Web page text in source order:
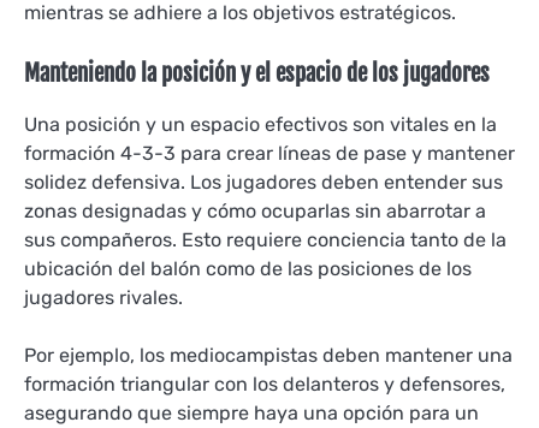
mientras se adhiere a los objetivos estratégicos.
Manteniendo la posición y el espacio de los jugadores
Una posición y un espacio efectivos son vitales en la
formación 4-3-3 para crear líneas de pase y mantener
solidez defensiva. Los jugadores deben entender sus
zonas designadas y cómo ocuparlas sin abarrotar a
sus compañeros. Esto requiere conciencia tanto de la
ubicación del balón como de las posiciones de los
jugadores rivales.
Por ejemplo, los mediocampistas deben mantener una
formación triangular con los delanteros y defensores,
asegurando que siempre haya una opción para un